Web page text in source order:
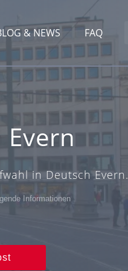
& NEWS FAQ
in Deutsch Evern.
Informationen